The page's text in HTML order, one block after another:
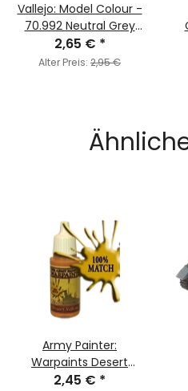
Vallejo: Model Colour -
70.992 Neutral Grey
(MC160)
2,65 € *
Alter Preis: 2,95 €
Army Painter:
Warpaints Desert
Yellow
2,45 € *